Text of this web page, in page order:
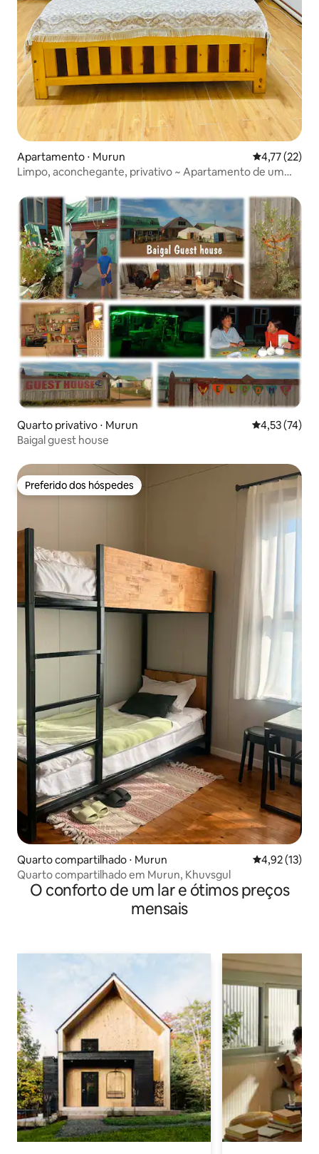
Apartamento ⋅ Murun 4,77 de uma
4,77 (22)
Limpo, aconchegante, privativo ~ Apartamento de um
Quarto privativo ⋅ Murun 4,53 de uma
4,53 (74)
Baigal guest house
Preferido dos hóspedes
Preferido dos hóspedes
Quarto compartilhado ⋅ Murun 4,92 de uma
4,92 (13)
Quarto compartilhado em Murun, Khuvsgul
O conforto de um lar e ótimos preços
mensais